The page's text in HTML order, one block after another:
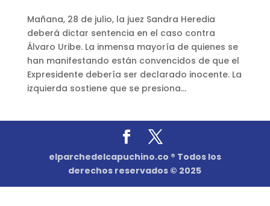
Mañana, 28 de julio, la juez Sandra Heredia
deberá dictar sentencia en el caso contra
Álvaro Uribe. La inmensa mayoría de quienes se
han manifestando están convencidos de que el
Expresidente debería ser declarado inocente. La
izquierda sostiene que se presiona...
elparchedelcapuchino.co ® Todos los
derechos reservados © 2025